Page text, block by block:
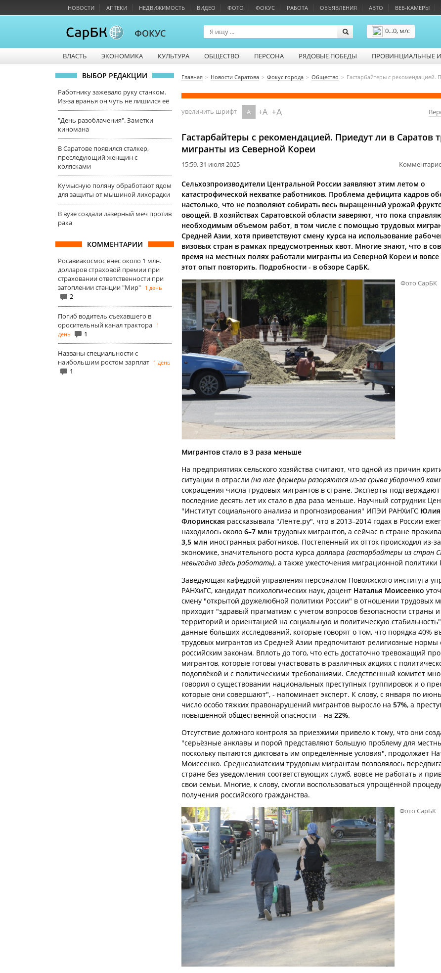
НОВОСТИ АПТЕКИ НЕДВИЖИМОСТЬ ВИДЕО ФОТО ФОКУС РАБОТА ОБЪЯВЛЕНИЯ АВТО ВЕБ-КАМЕРЫ
ФОКУС
0...0, м/с
ВЛАСТЬ ЭКОНОМИКА КУЛЬТУРА ОБЩЕСТВО ПЕРСОНА РЯДОВЫЕ ПОБЕДЫ ПРОВИНЦИАЛЬНЫЕ
ВЫБОР РЕДАКЦИИ
Работнику зажевало руку станком.
Из-за вранья он чуть не лишился её
"День разоблачения". Заметки
киномана
В Саратове появился сталкер,
преследующий женщин с
колясками
Кумысную поляну обработают ядом
для защиты от мышиной лихорадки
В вузе создали лазерный меч против
рака
КОММЕНТАРИИ
Росавиакосмос внес около 1 млн.
долларов страховой премии при
страховании ответственности при
затоплении станции "Мир" 1 день
2
Погиб водитель съехавшего в
оросительный канал трактора 1
день
1
Названы специальности с
наибольшим ростом зарплат 1 день
1
Главная Новости Саратова Фокус города Общество Гастарбайтеры с рекомендацией.
увеличить шрифт A +A +A
Гастарбайтеры с рекомендацией. Приедут ли в Саратов
мигранты из Северной Кореи
15:59, 31 июля 2025
Сельхозпроизводители Центральной России заявляют этим летом о
катастрофической нехватке работников. Проблема дефицита кадров
настолько, что не позволяют собирать весь выращенный урожай
овощей. В хозяйствах Саратовской области заверяют, что пока
необходимым объемом работ, в том числе с помощью трудовых
Средней Азии, хотя приветствуют смену курса на использование
визовых стран в рамках предусмотренных квот. Многие знают, что в
время на местных полях работали мигранты из Северной Кореи и
этот опыт повторить. Подробности - в обзоре СарБК.
Фото СарБК
Мигрантов стало в 3 раза меньше
На предприятиях сельского хозяйства считают, что одной из причин
ситуации в отрасли (на юге фермеры разоряются из-за срыва уборочной
сокращения числа трудовых мигрантов в стране. Эксперты подтверждают
последние десять лет их стало в два раза меньше. Научный сотрудник
"Институт социального анализа и прогнозирования" ИПЭИ РАНХиГС Юлия
Флоринская рассказывала "Ленте.ру", что в 2013–2014 годах в России
находилось около 6–7 млн трудовых мигрантов, а сейчас в стране
3,5 млн иностранных работников. Постепенный их отток происходил из-
экономике, значительного роста курса доллара (гастарбайтеры из стран
невыгодно здесь работать), а также ужесточения миграционной политики
Заведующая кафедрой управления персоналом Поволжского института
РАНХиГС, кандидат психологических наук, доцент Наталья Моисеенко
смену "открытой дружелюбной политики России" в отношении трудовых
приходит "здравый прагматизм с учетом вопросов безопасности страны
территорий и ориентацией на социальную и политическую
данные больших исследований, которые говорят о том, что порядка 40%
трудовых мигрантов из Средней Азии предпочитают религиозные нормы
российским законам. Вплоть до того, что есть достаточно тревожащий
мигрантов, которые готовы участвовать в различных акциях с
подоплёкой и с политическими требованиями. Следственный комитет
говорил о существовании национальных преступных группировок и о
которые они совершают", - напоминает эксперт. К слову, с января по июнь
число особо тяжких правонарушений мигрантов выросло на 57%, а
повышенной общественной опасности – на 22%.
Отсутствие должного контроля за приезжими привело к тому, что они
"серьёзные анклавы и порой представляют большую проблему для
поскольку пытаются диктовать им определённые условия", продолжает
Моисеенко. Среднеазиатским трудовым мигрантам позволялось
стране без уведомления соответствующих служб, вовсе не работать и
свои семьи. Многие, к слову, смогли воспользоваться упрощённой
получения российского гражданства.
Фото СарБК